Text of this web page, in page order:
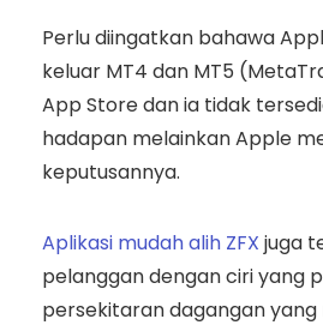
Perlu diingatkan bahawa
keluar MT4 dan MT5
App Store dan ia tidak
hadapan melainkan Apple
keputusannya.
Aplikasi mudah alih ZFX juga
pelanggan dengan ciri yang
persekitaran dagangan yang